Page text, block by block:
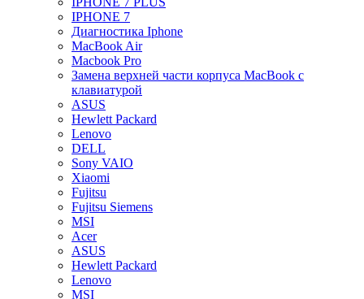
IPHONE 7
Диагностика Iphone
MacBook Air
Macbook Pro
Замена верхней части корпуса MacBook с
клавиатурой
ASUS
Hewlett Packard
Lenovo
DELL
Sony VAIO
Xiaomi
Fujitsu
Fujitsu Siemens
MSI
Acer
ASUS
Hewlett Packard
Lenovo
MSI